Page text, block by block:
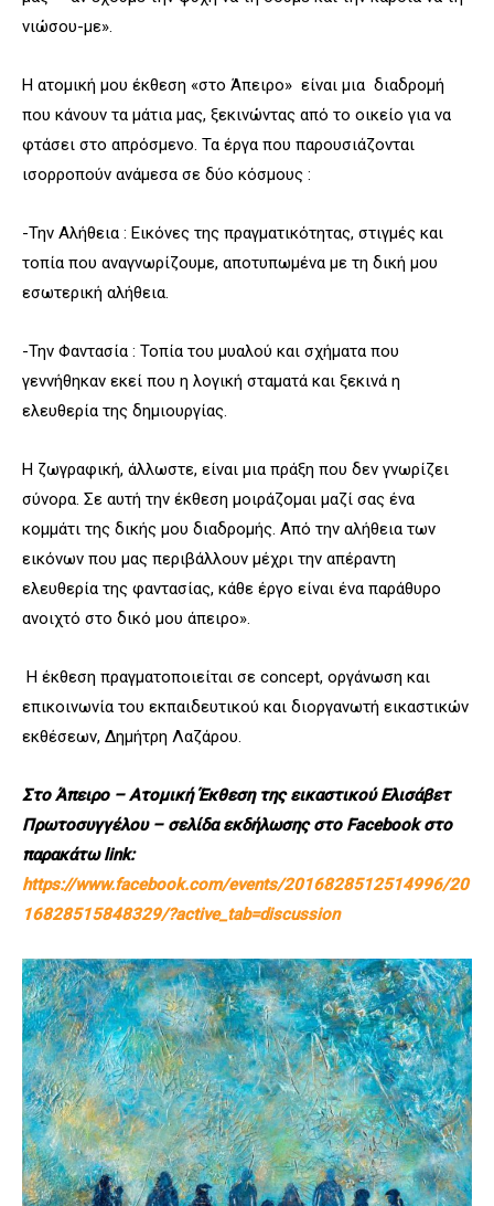
νιώσου-με».
Η ατομική μου έκθεση «στο Άπειρο» είναι μια διαδρομή
που κάνουν τα μάτια μας, ξεκινώντας από το οικείο για να
φτάσει στο απρόσμενο. Τα έργα που παρουσιάζονται
ισορροπούν ανάμεσα σε δύο κόσμους :
-Την Αλήθεια : Εικόνες της πραγματικότητας, στιγμές και
τοπία που αναγνωρίζουμε, αποτυπωμένα με τη δική μου
εσωτερική αλήθεια.
-Την Φαντασία : Τοπία του μυαλού και σχήματα που
γεννήθηκαν εκεί που η λογική σταματά και ξεκινά η
ελευθερία της δημιουργίας.
Η ζωγραφική, άλλωστε, είναι μια πράξη που δεν γνωρίζει
σύνορα. Σε αυτή την έκθεση μοιράζομαι μαζί σας ένα
κομμάτι της δικής μου διαδρομής. Από την αλήθεια των
εικόνων που μας περιβάλλουν μέχρι την απέραντη
ελευθερία της φαντασίας, κάθε έργο είναι ένα παράθυρο
ανοιχτό στο δικό μου άπειρο».
Η έκθεση πραγματοποιείται σε concept, οργάνωση και
επικοινωνία του εκπαιδευτικού και διοργανωτή εικαστικών
εκθέσεων, Δημήτρη Λαζάρου.
Στο Άπειρο – Ατομική Έκθεση της εικαστικού Ελισάβετ
Πρωτοσυγγέλου – σελίδα εκδήλωσης στο Facebookστο
παρακάτωlink:
https://www.facebook.com/events/2016828512514996/20
16828515848329/?active_tab=discussion